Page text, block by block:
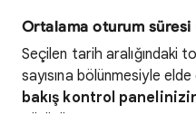
Ortalama oturum süresi
Seçilen tarih aralığındaki
sayısına bölünmesiyle elde
bakış kontrol